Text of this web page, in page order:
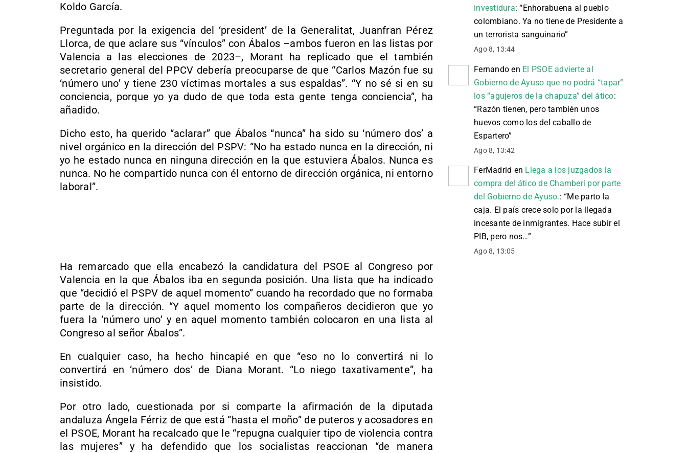
Koldo García.
Preguntada por la exigencia del ‘president’ de la Generalitat, Juanfran Pérez
Llorca, de que aclare sus “vínculos” con Ábalos –ambos fueron en las listas por
Valencia a las elecciones de 2023–, Morant ha replicado que el también
secretario general del PPCV debería preocuparse de que “Carlos Mazón fue su
‘número uno’ y tiene 230 víctimas mortales a sus espaldas”. “Y no sé si en su
conciencia, porque yo ya dudo de que toda esta gente tenga conciencia”, ha
añadido.
Dicho esto, ha querido “aclarar” que Ábalos “nunca” ha sido su ‘número dos’ a
nivel orgánico en la dirección del PSPV: “No ha estado nunca en la dirección, ni
yo he estado nunca en ninguna dirección en la que estuviera Ábalos. Nunca es
nunca. No he compartido nunca con él entorno de dirección orgánica, ni entorno
laboral”.
Ha remarcado que ella encabezó la candidatura del PSOE al Congreso por
Valencia en la que Ábalos iba en segunda posición. Una lista que ha indicado
que “decidió el PSPV de aquel momento” cuando ha recordado que no formaba
parte de la dirección. “Y aquel momento los compañeros decidieron que yo
fuera la ‘número uno’ y en aquel momento también colocaron en una lista al
Congreso al señor Ábalos”.
En cualquier caso, ha hecho hincapié en que “eso no lo convertirá ni lo
convertirá en ‘número dos’ de Diana Morant. “Lo niego taxativamente”, ha
insistido.
Por otro lado, cuestionada por si comparte la afirmación de la diputada
andaluza Ángela Férriz de que está “hasta el moño” de puteros y acosadores en
el PSOE, Morant ha recalcado que le “repugna cualquier tipo de violencia contra
las mujeres” y ha defendido que los socialistas reaccionan “de manera
investidura: “Enhorabuena al pueblo
colombiano. Ya no tiene de Presidente a
un terrorista sanguinario”
Ago 8, 13:44
Fernando en El PSOE advierte al
Gobierno de Ayuso que no podrá “tapar”
los “agujeros de la chapuza” del ático:
“Razón tienen, pero también unos
huevos como los del caballo de
Espartero”
Ago 8, 13:42
FerMadrid en Llega a los juzgados la
compra del ático de Chamberí por parte
del Gobierno de Ayuso.: “Me parto la
caja. El país crece solo por la llegada
incesante de inmigrantes. Hace subir el
PIB, pero nos…”
Ago 8, 13:05